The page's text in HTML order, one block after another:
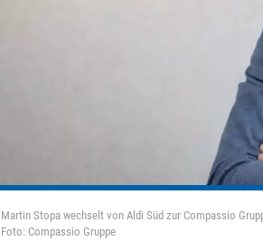
Martin Stopa wechselt von Aldi Süd zur Compassio
Foto: Compassio Gruppe